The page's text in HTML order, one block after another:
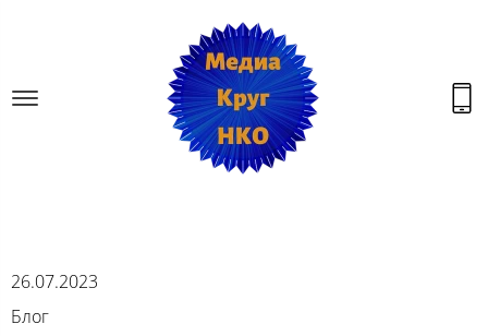
26.07.2023
Блог